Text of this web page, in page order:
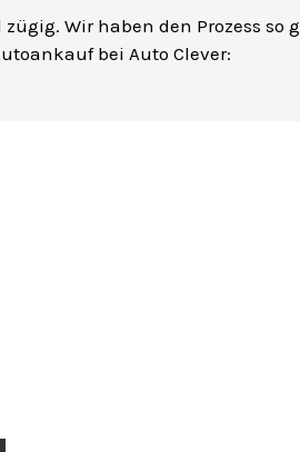
Wir haben den Prozess
bei Auto Clever: